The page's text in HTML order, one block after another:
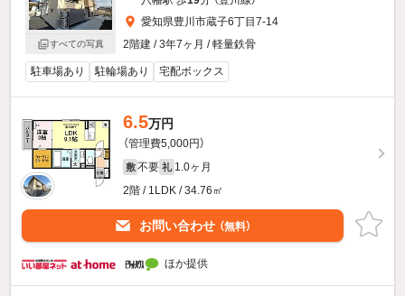
すべての写真
愛知県豊川市蔵子6丁目7-14
2階建 / 3年7ヶ月 / 軽量鉄骨
駐車場あり 駐輪場あり 宅配ボックス
6.5万円
（管理費5,000円）
敷 不要 礼 1.0ヶ月
2階 / 1LDK / 34.76㎡
お問い合わせ （無料）
ほか提供